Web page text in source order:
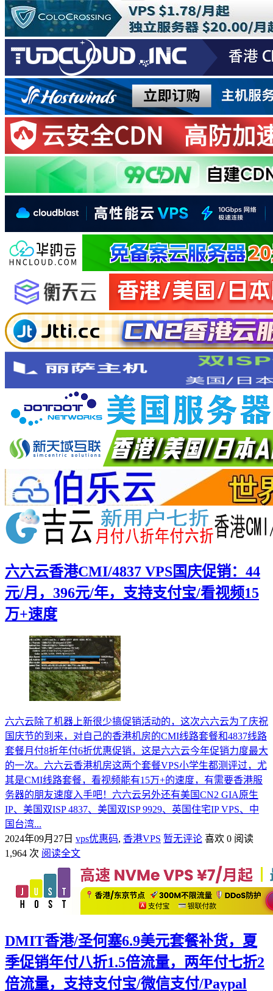
六六云香港CMI/4837 VPS国庆促销：44
元/月，396元/年，支持支付宝/看视频15
万+速度
六六云除了机器上新很少搞促销活动的，这次六六云为了庆祝
国庆节的到来，对自己的香港机房的CMI线路套餐和4837线路
套餐月付8折年付6折优惠促销，这是六六云今年促销力度最大
的一次。六六云香港机房这两个套餐VPS小学生都测评过，尤
其是CMI线路套餐，看视频能有15万+的速度，有需要香港服
务器的朋友速度入手吧！六六云另外还有美国CN2 GIA原生
IP、美国双ISP 4837、美国双ISP 9929、英国住宅IP VPS、中
国台湾...
2024年09月27日 vps优惠码, 香港VPS 暂无评论 喜欢 0 阅读
1,964 次 阅读全文
DMIT香港/圣何塞6.9美元套餐补货，夏
季促销年付八折1.5倍流量，两年付七折2
倍流量，支持支付宝/微信支付/Paypal